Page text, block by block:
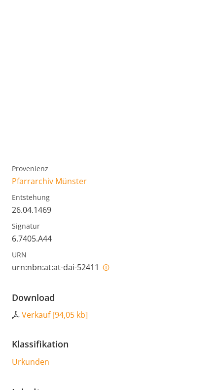
Provenienz
Pfarrarchiv Münster
Entstehung
26.04.1469
Signatur
6.7405.A44
URN
urn:nbn:at:at-dai-52411
Download
Verkauf[94,05 kb]
Klassifikation
Urkunden